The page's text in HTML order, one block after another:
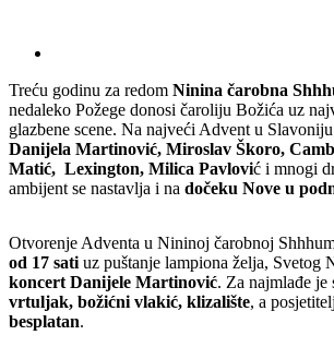
Treću godinu za redom Ninina čarobna
nedaleko Požege donosi čaroliju Božića uz
glazbene scene. Na najveći Advent u
Danijela Martinović, Miroslav Škoro,
Matić, Lexington, Milica Pavlović i mnogi
ambijent se nastavlja i na dočeku Nove u
Otvorenje Adventa u Nininoj čarobnoj
od 17 sati uz puštanje lampiona želja, Svetog
koncert Danijele Martinović. Za najmlađe je
vrtuljak, božićni vlakić, klizalište, a
besplatan.